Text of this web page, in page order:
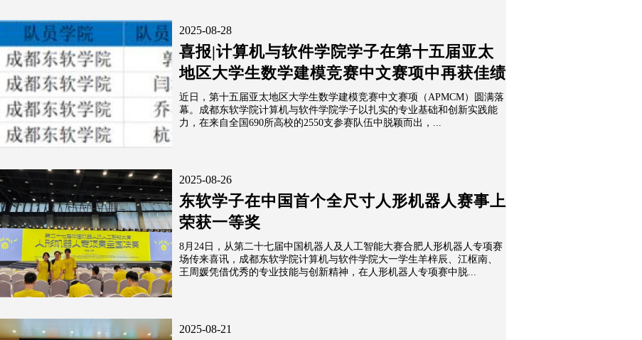
2025-08-28
喜报|计算机与软件学院学子在第十五届亚太
地区大学生数学建模竞赛中文赛项中再获佳绩
近日，第十五届亚太地区大学生数学建模竞赛中文赛项（APMCM）圆满落
幕。成都东软学院计算机与软件学院学子以扎实的专业基础和创新实践能
力，在来自全国690所高校的2550支参赛队伍中脱颖而出，...
2025-08-26
东软学子在中国首个全尺寸人形机器人赛事上
荣获一等奖
8月24日，从第二十七届中国机器人及人工智能大赛合肥人形机器人专项赛
场传来喜讯，成都东软学院计算机与软件学院大一学生羊梓辰、江枢南、
王周媛凭借优秀的专业技能与创新精神，在人形机器人专项赛中脱...
2025-08-21